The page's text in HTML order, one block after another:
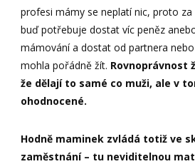
profesi mámy se neplatí nic, proto
buď potřebuje dostat víc peněz
mámování a dostat od partnera
mohla pořádně žít. Rovnoprávnost
že dělají to samé co muži, ale v
ohodnocené.
Hodně maminek zvládá totiž ve
zaměstnání – tu neviditelnou